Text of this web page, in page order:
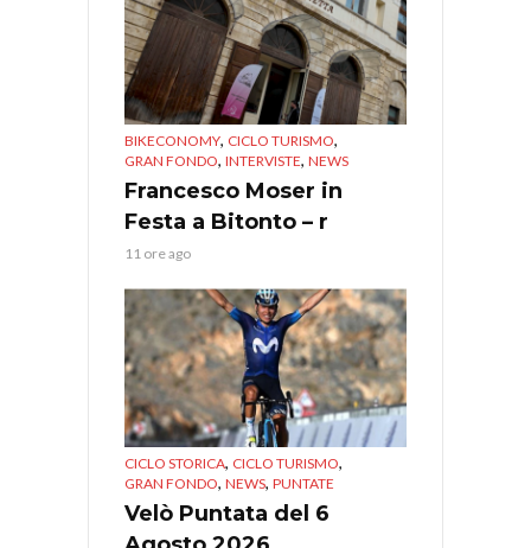
BIKECONOMY, CICLO TURISMO,
GRAN FONDO, INTERVISTE, NEWS
Francesco Moser in
Festa a Bitonto – r
11 ore ago
CICLO STORICA, CICLO TURISMO,
GRAN FONDO, NEWS, PUNTATE
Velò Puntata del 6